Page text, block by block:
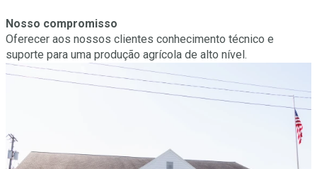
Nosso compromisso
Oferecer aos nossos clientes conhecimento técnico e
suporte para uma produção agrícola de alto nível.